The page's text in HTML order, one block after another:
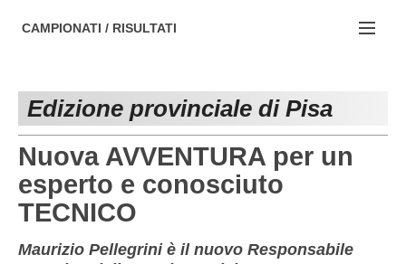
AREZZO
GROSSETO
LIVORNO
LUCCA
MASSA CARRARA
PISA
NOTIZIE:
Le iniziative di TOSCANA GOL
Beach soccer
Rappresentative regionali e provinciali
FIGC Toscana
Calcio femminile
CAMPIONATI / RISULTATI
NAZIONALI
Edizione provinciale di Pisa
Nuova AVVENTURA per un
esperto e conosciuto
TECNICO
Maurizio Pellegrini è il nuovo Responsabile